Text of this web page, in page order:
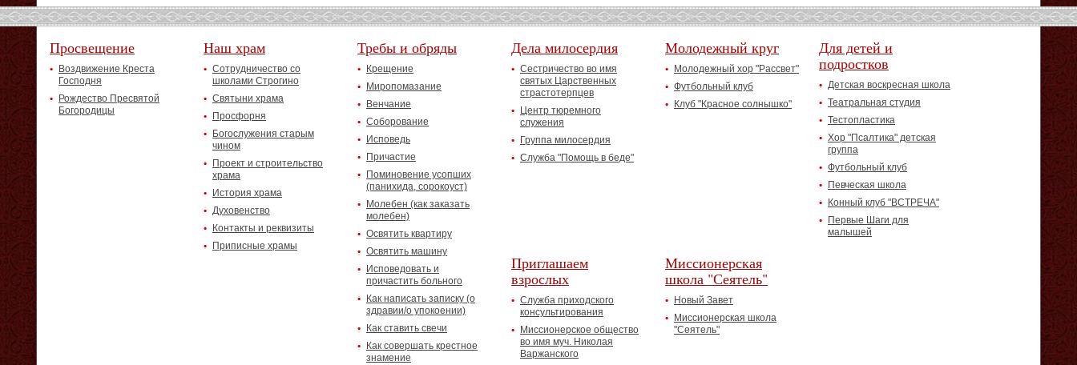
Просвещение
Воздвижение Креста
Господня
Рождество Пресвятой
Богородицы
Наш храм
Сотрудничество со
школами Строгино
Святыни храма
Просфорня
Богослужения старым
чином
Проект и строительство
храма
История храма
Духовенство
Контакты и реквизиты
Приписные храмы
Требы и обряды
Крещение
Миропомазание
Венчание
Соборование
Исповедь
Причастие
Поминовение усопших
(панихида, сорокоуст)
Молебен (как заказать
молебен)
Освятить квартиру
Освятить машину
Исповедовать и
причастить больного
Как написать записку (о
здравии/о упокоении)
Как ставить свечи
Как совершать крестное
знамение
Дела милосердия
Сестричество во имя
святых Царственных
страстотерпцев
Центр тюремного
служения
Группа милосердия
Служба "Помощь в беде"
Молодежный круг
Молодежный хор "Рассвет"
Футбольный клуб
Клуб "Красное солнышко"
Для детей и
подростков
Детская воскресная школа
Театральная студия
Тестопластика
Хор "Псалтика" детская
группа
Футбольный клуб
Певческая школа
Конный клуб "ВСТРЕЧА"
Первые Шаги для
малышей
Приглашаем
взрослых
Служба приходского
консультирования
Миссионерское общество
во имя муч. Николая
Варжанского
Миссионерская
школа "Сеятель"
Новый Завет
Миссионерская школа
"Сеятель"